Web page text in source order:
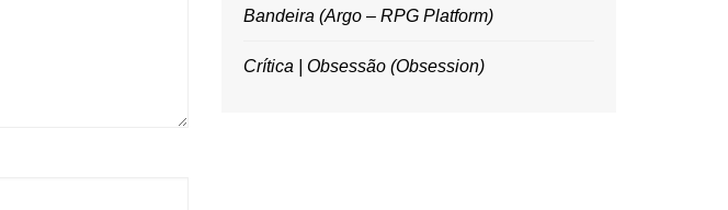
Bandeira (Argo – RPG Platform)
Crítica | Obsessão (Obsession)